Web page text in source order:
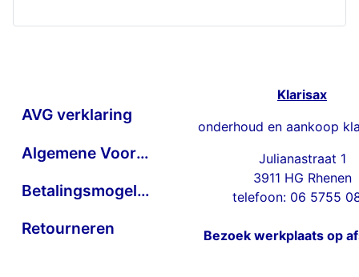
AVG verklaring
Algemene Voorwaarden
Betalingsmogelijkheden
Retourneren
Klarisax
onderhoud en aankoop
Julianastraat 1
3911 HG Rhenen
telefoon: 06 5755
Bezoek werkplaats op